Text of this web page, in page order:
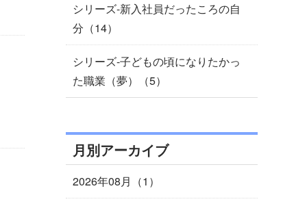
シリーズ-新入社員だったころの自
分（14）
シリーズ-子どもの頃になりたかっ
た職業（夢）（5）
月別アーカイブ
2026年08月（1）